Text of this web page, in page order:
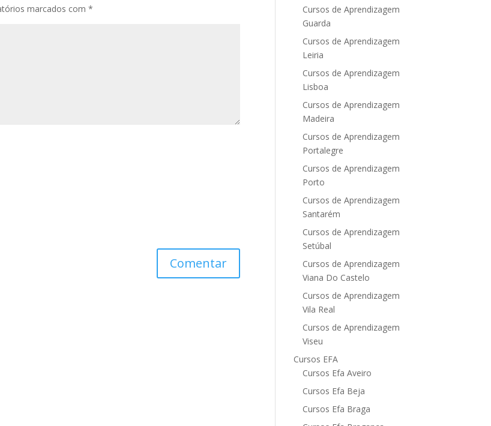
marcados com*
Cursos de Aprendizagem
Guarda
Cursos de Aprendizagem
Leiria
Cursos de Aprendizagem
Lisboa
Cursos de Aprendizagem
Madeira
Cursos de Aprendizagem
Portalegre
Cursos de Aprendizagem
Porto
Cursos de Aprendizagem
Santarém
Cursos de Aprendizagem
Setúbal
Cursos de Aprendizagem
Viana Do Castelo
Cursos de Aprendizagem
Vila Real
Cursos de Aprendizagem
Viseu
Cursos EFA
Cursos Efa Aveiro
Cursos Efa Beja
Cursos Efa Braga